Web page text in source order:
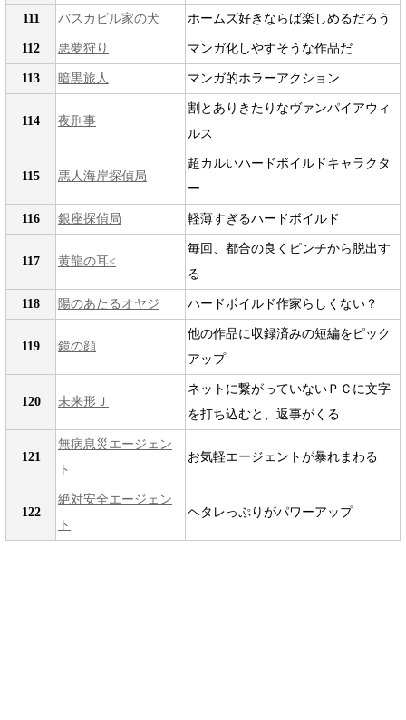
111 バスカビル家の犬 ホームズ好きならば楽しめるだろう
112 悪夢狩り マンガ化しやすそうな作品だ
113 暗黒旅人 マンガ的ホラーアクション
114 夜刑事
割とありきたりなヴァンパイアウィ
ルス
115 悪人海岸探偵局
超カルいハードボイルドキャラクタ
ー
116 銀座探偵局 軽薄すぎるハードボイルド
117 黄龍の耳<
毎回、都合の良くピンチから脱出す
る
118 陽のあたるオヤジ ハードボイルド作家らしくない？
119 鏡の顔
他の作品に収録済みの短編をピック
アップ
120 未来形Ｊ
ネットに繋がっていないＰＣに文字
を打ち込むと、返事がくる…
121
無病息災エージェン
ト
お気軽エージェントが暴れまわる
122
絶対安全エージェン
ト
ヘタレっぷりがパワーアップ